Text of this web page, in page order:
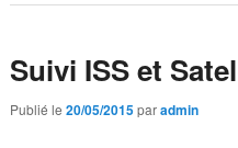
Suivi ISS et
Publié le 20/05/2015paradmin